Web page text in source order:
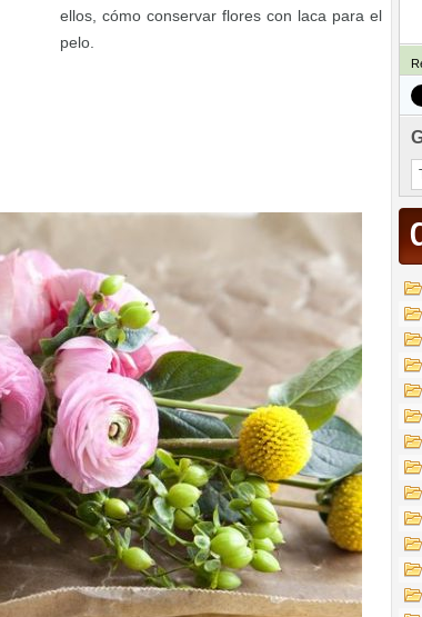
ellos, cómo conservar flores con laca para el
pelo.